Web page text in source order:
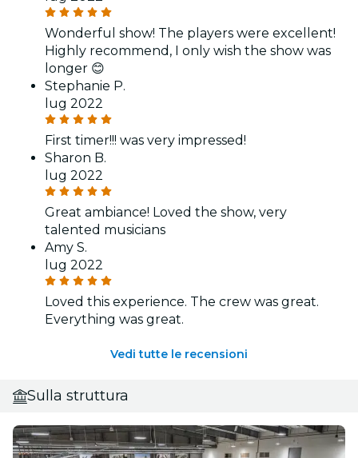
Wonderful show! The players were excellent!
Highly recommend, I only wish the show was
longer 😊
Stephanie P.
lug 2022
First timer!!! was very impressed!
Sharon B.
lug 2022
Great ambiance! Loved the show, very
talented musicians
Amy S.
lug 2022
Loved this experience. The crew was great.
Everything was great.
Vedi tutte le recensioni
Sulla struttura